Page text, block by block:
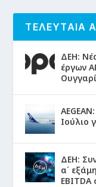
ΤΕΛΕΥΤΑΙΑ
ΔΕΗ:
έργων
Ιούλιο
ΔΕΗ:
α΄
EBITDA